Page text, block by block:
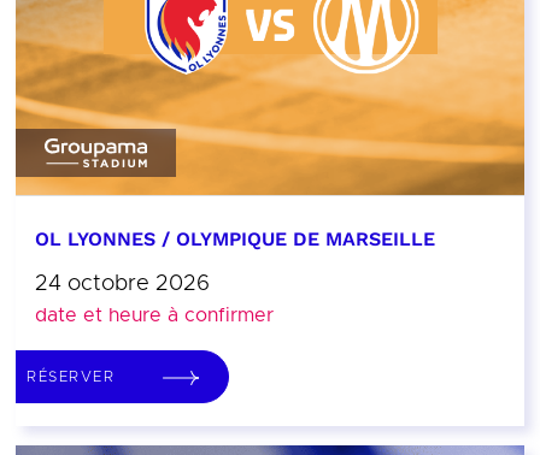
OL LYONNES / OLYMPIQUE DE MARSEILLE
24 octobre 2026
date et heure à confirmer
RÉSERVER